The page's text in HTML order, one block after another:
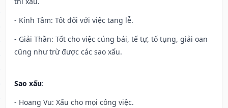
- Kính Tâm: Tốt đối với việc tang lễ.
- Giải Thần: Tốt cho việc cúng bái, tế tự, tố tụng, giải oan
cũng như trừ được các sao xấu.
Sao xấu:
- Hoang Vu: Xấu cho mọi công việc.